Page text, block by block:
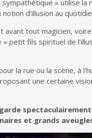
sympathétique » utilise la
d’illusion au
avant tout magicien,
« petit fils spirituel de
la rue ou la scène, à
une certaine
et grands